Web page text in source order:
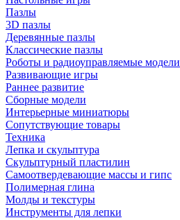
Пазлы
3D пазлы
Деревянные пазлы
Классические пазлы
Роботы и радиоуправляемые модели
Развивающие игры
Раннее развитие
Сборные модели
Интерьерные миниатюры
Сопутствующие товары
Техника
Лепка и скульптура
Скульптурный пластилин
Самоотвердевающие массы и гипс
Полимерная глина
Молды и текстуры
Инструменты для лепки